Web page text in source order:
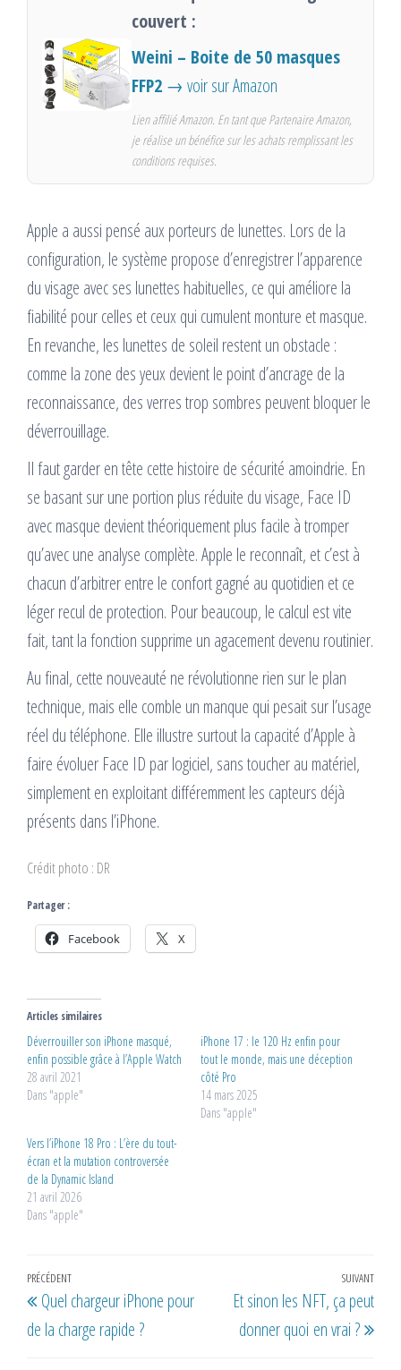
couvert :
Weini – Boite de 50 masques
FFP2 → voir sur Amazon
Lien affilié Amazon. En tant que Partenaire Amazon,
je réalise un bénéfice sur les achats remplissant les
conditions requises.
Apple a aussi pensé aux porteurs de lunettes. Lors de la
configuration, le système propose d’enregistrer l’apparence
du visage avec ses lunettes habituelles, ce qui améliore la
fiabilité pour celles et ceux qui cumulent monture et masque.
En revanche, les lunettes de soleil restent un obstacle :
comme la zone des yeux devient le point d’ancrage de la
reconnaissance, des verres trop sombres peuvent bloquer le
déverrouillage.
Il faut garder en tête cette histoire de sécurité amoindrie. En
se basant sur une portion plus réduite du visage, Face ID
avec masque devient théoriquement plus facile à tromper
qu’avec une analyse complète. Apple le reconnaît, et c’est à
chacun d’arbitrer entre le confort gagné au quotidien et ce
léger recul de protection. Pour beaucoup, le calcul est vite
fait, tant la fonction supprime un agacement devenu routinier.
Au final, cette nouveauté ne révolutionne rien sur le plan
technique, mais elle comble un manque qui pesait sur l’usage
réel du téléphone. Elle illustre surtout la capacité d’Apple à
faire évoluer Face ID par logiciel, sans toucher au matériel,
simplement en exploitant différemment les capteurs déjà
présents dans l’iPhone.
Crédit photo : DR
Partager :
Facebook X
Articles similaires
Déverrouiller son iPhone masqué,
enfin possible grâce à l’Apple Watch
28 avril 2021
Dans "apple"
iPhone 17 : le 120 Hz enfin pour
tout le monde, mais une déception
côté Pro
14 mars 2025
Dans "apple"
Vers l’iPhone 18 Pro : L’ère du tout-
écran et la mutation controversée
de la Dynamic Island
21 avril 2026
Dans "apple"
Navigation
de
l’article
Article
précédent
PRÉCÉDENT
Quel chargeur iPhone pour
de la charge rapide ?
SUIVANT
Et sinon les NFT, ça peut
donner quoi en vrai ?